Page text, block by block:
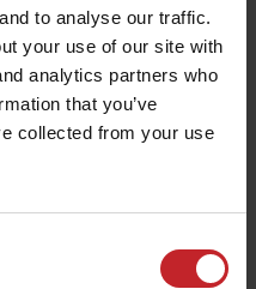
to analyse our traffic.
your use of our site with
analytics partners who
that you’ve
collected from your use
Cultus 300-400, Cultus
Cultus HD 425-525,